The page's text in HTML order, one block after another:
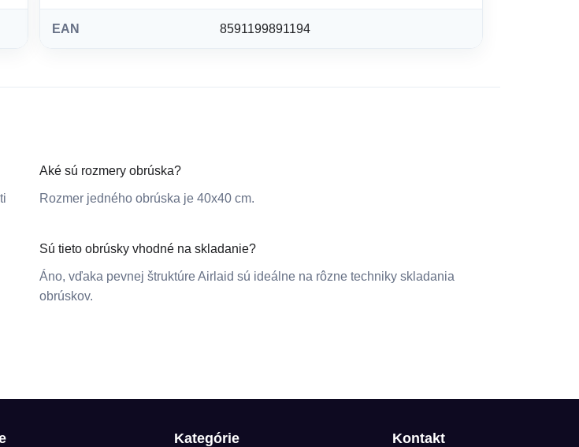
EAN 8591199891194
Aké sú rozmery obrúska?
Rozmer jedného obrúska je 40x40 cm.
Sú tieto obrúsky vhodné na skladanie?
Áno, vďaka pevnej štruktúre Airlaid sú ideálne na rôzne techniky skladania
obrúskov.
Kategórie Kontakt